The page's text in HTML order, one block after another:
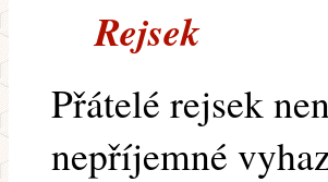
Rejsek
Přátelé rejsek
nepříjemné